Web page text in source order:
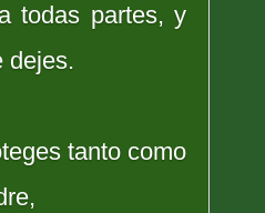
todas partes, y
dejes.
tanto como